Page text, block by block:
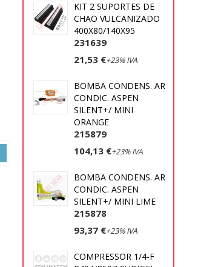
KIT 2 SUPORTES DE
CHAO VULCANIZADO
400X80/140X95
231639
21,53 €+23% IVA
BOMBA CONDENS. AR
CONDIC. ASPEN
SILENT+/ MINI
ORANGE
215879
104,13 €+23% IVA
BOMBA CONDENS. AR
CONDIC. ASPEN
SILENT+/ MINI LIME
215878
93,37 €+23% IVA
COMPRESSOR 1/4-F